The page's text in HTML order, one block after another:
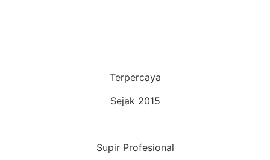
Terpercaya
Sejak 2015
Supir Profesional